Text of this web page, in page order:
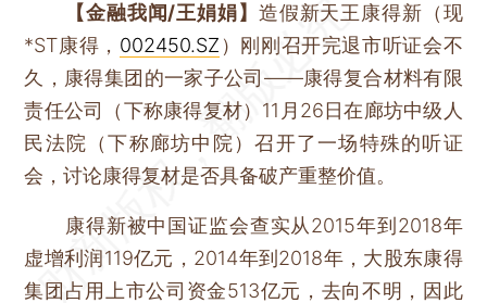
【金融我闻/王娟娟】 造假新天王康得新（现
*ST康得， 002450.SZ ）刚刚召开完退市听证会不
久，康得集团的一家子公司——康得复合材料有限
责任公司（下称康得复材）11月26日在廊坊中级人
民法院（下称廊坊中院）召开了一场特殊的听证
会，讨论康得复材是否具备破产重整价值。
康得新被中国证监会查实从2015年到2018年
虚增利润119亿元，2014年到2018年，大股东康得
集团占用上市公司资金513亿元，去向不明，因此